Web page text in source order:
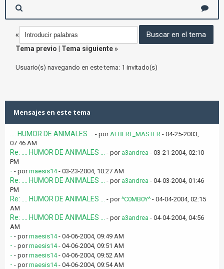
«
Tema previo
Tema siguiente»
Usuario(s) navegando en este tema: 1 invitado(s)
Mensajes en este tema
.... HUMOR DE ANIMALES ... - porALBERT_MASTER - 04-25-2003,
07:46 AM
Re: .... HUMOR DE ANIMALES ... - por a3andrea - 03-21-2004, 02:10
PM
- - pormaesis14- 03-23-2004, 10:27 AM
Re: .... HUMOR DE ANIMALES ... - por a3andrea - 04-03-2004, 01:46
PM
Re: .... HUMOR DE ANIMALES ... - por^C0MB0Y^ - 04-04-2004, 02:15
AM
Re: .... HUMOR DE ANIMALES ... - por a3andrea - 04-04-2004, 04:56
AM
- - pormaesis14- 04-06-2004, 09:49 AM
- - pormaesis14- 04-06-2004, 09:51 AM
- - pormaesis14- 04-06-2004, 09:52 AM
- - pormaesis14- 04-06-2004, 09:54 AM